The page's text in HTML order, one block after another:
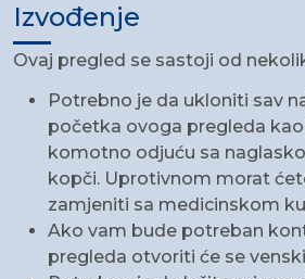
Izvođenje
Ovaj pregled se sastoji od
Potrebno je da ukloniti sav
početka ovoga pregleda
komotno odjuću sa
kopči. Uprotivnom morat
zamjeniti sa medicinskom
Ako vam bude potreban
pregleda otvoriti će se